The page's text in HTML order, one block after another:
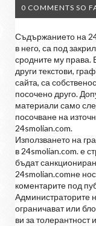
0 COMMENTS SO
Съдържанието на
в него, са под
сродните му права.
други текстови,
сайта, са
посочено друго.
материали само
посочване на
24smolian.com.
Използването на
в 24smolian.com. е
бъдат
24smolian.comне
коментарите под
Администраторите
ограничават или
ви за толерантност